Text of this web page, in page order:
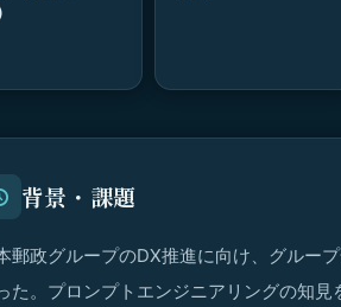
背景・課題
郵政グループのDX推進に向け、グルー
た。プロンプトエンジニアリングの知